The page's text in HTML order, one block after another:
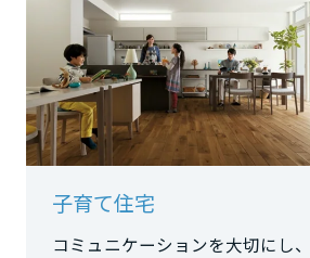
子育て住宅
コミュニケーションを大切にし、
近畿エリア
滋賀県
京都府